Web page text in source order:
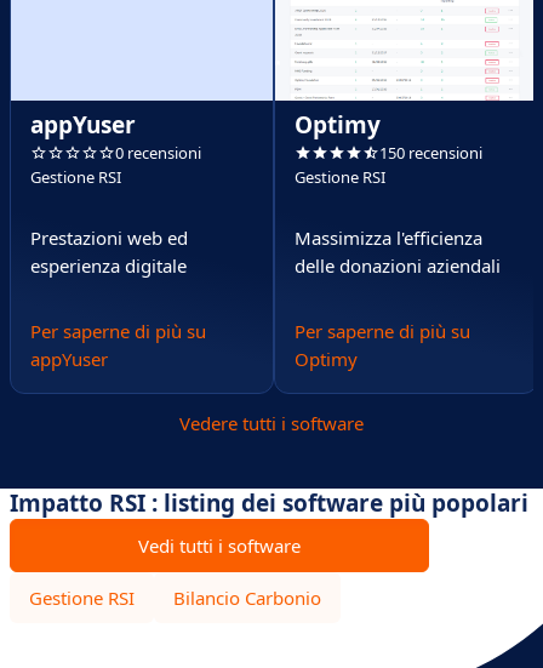
appYuser
0 recensioni
Gestione RSI
Prestazioni web ed
esperienza digitale
Per saperne di più su
appYuser
Optimy
150 recensioni
Gestione RSI
Massimizza l'efficienza
delle donazioni aziendali
Per saperne di più su
Optimy
Vedere tutti i software
Impatto RSI : listing dei software più popolari
Vedi tutti i software
Gestione RSI Bilancio Carbonio